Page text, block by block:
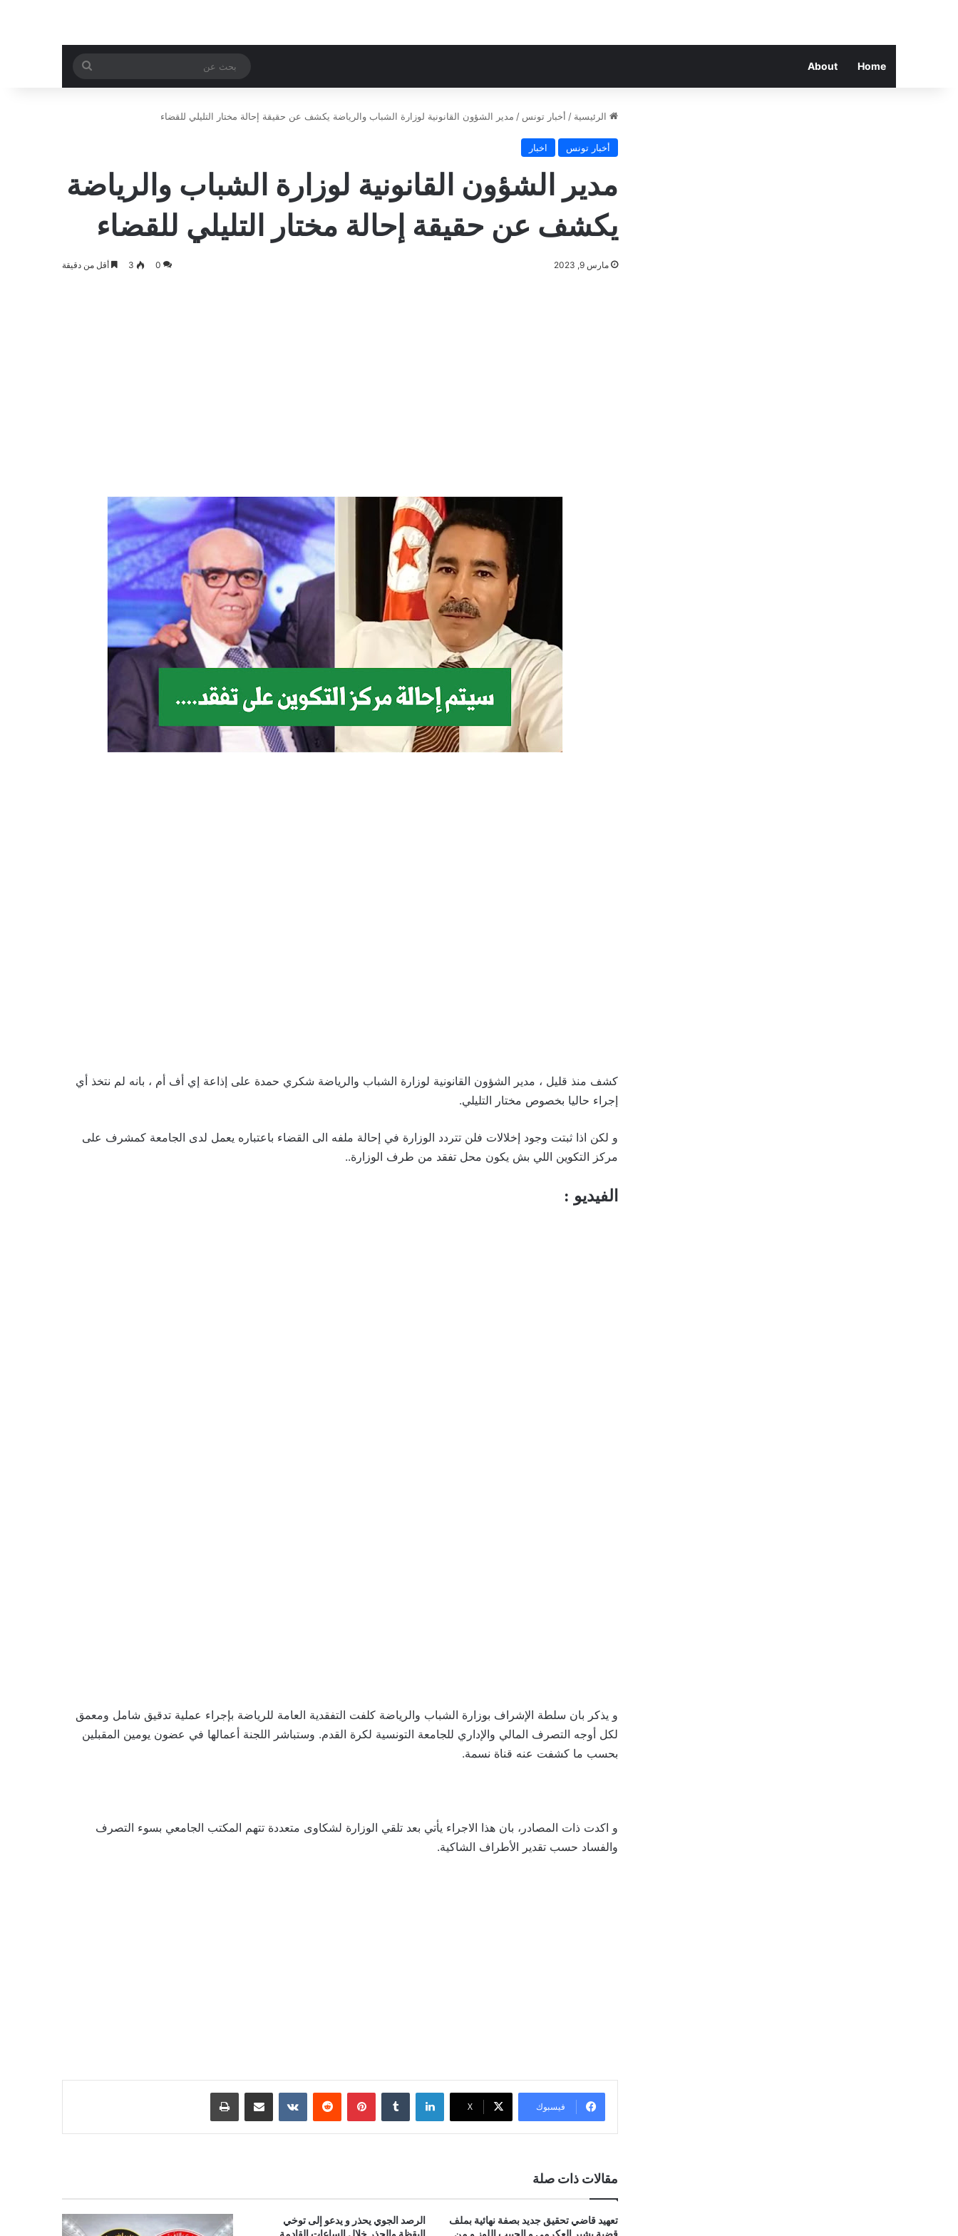
Home
About
بحث
عن
الرئيسية / أخبار تونس / مدير الشؤون القانونية لوزارة الشباب والرياضة يكشف عن حقيقة إحالة مختار التليلي للقضاء
أخبار تونس اخبار
مدير الشؤون القانونية لوزارة الشباب والرياضة
يكشف عن حقيقة إحالة مختار التليلي للقضاء
مارس 9, 2023 0
3 أقل من دقيقة
كشف منذ قليل ، مدير الشؤون القانونية لوزارة الشباب والرياضة شكري حمدة على إذاعة إي أف أم ، بانه لم نتخذ أي
إجراء حاليا بخصوص مختار التليلي.
و لكن اذا ثبتت وجود إخلالات فلن تتردد الوزارة في إحالة ملفه الى القضاء باعتباره يعمل لدى الجامعة كمشرف على
مركز التكوين اللي بش يكون محل تفقد من طرف الوزارة..
الفيديو :
و يذكر بان سلطة الإشراف بوزارة الشباب والرياضة كلفت التفقدية العامة للرياضة بإجراء عملية تدقيق شامل ومعمق
لكل أوجه التصرف المالي والإداري للجامعة التونسية لكرة القدم. وستباشر اللجنة أعمالها في عضون يومين المقبلين
بحسب ما كشفت عنه قناة نسمة.
و اكدت ذات المصادر، بان هذا الاجراء يأتي بعد تلقي الوزارة لشكاوى متعددة تتهم المكتب الجامعي بسوء التصرف
والفساد حسب تقدير الأطراف الشاكية.
فيسبوك X
لينكدإن بينتيريست مشاركة عبر البريد طباعة
مقالات ذات صلة
تعهيد قاضي تحقيق جديد بصفة نهائية بملف
الرصد الجوي يحذر و يدعو إلى توخي